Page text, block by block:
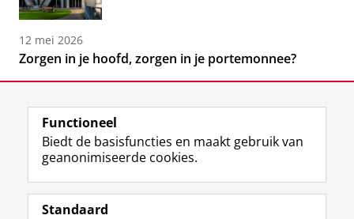
12 mei 2026
Zorgen in je hoofd, zorgen in je portemonnee?
Volg de RUG
F
a
L
i
R
S
I
n
Y
o
Functioneel
Biedt de basisfuncties en maakt gebruik van
geanonimiseerde cookies.
Standaard